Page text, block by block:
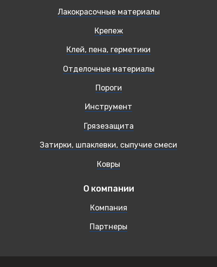
Лакокрасочные материалы
Крепеж
Клей, пена, герметики
Отделочные материалы
Пороги
Инструмент
Грязезащита
Затирки, шпаклевки, сыпучие смеси
Ковры
О компании
Компания
Партнеры